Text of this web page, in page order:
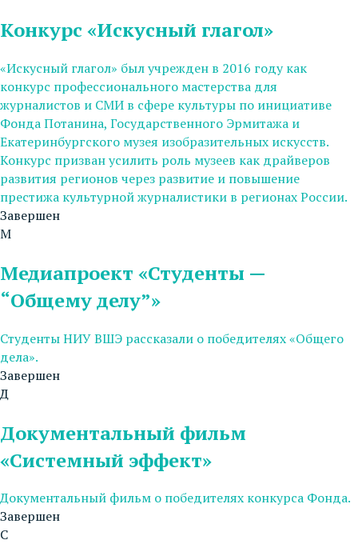
Конкурс «Искусный глагол»
«Искусный глагол» был учрежден в 2016 году как
конкурс профессионального мастерства для
журналистов и СМИ в сфере культуры по инициативе
Фонда Потанина, Государственного Эрмитажа и
Екатеринбургского музея изобразительных искусств.
Конкурс призван усилить роль музеев как драйверов
развития регионов через развитие и повышение
престижа культурной журналистики в регионах России.
Завершен
М
Медиапроект «Студенты —
“Общему делу”»
Студенты НИУ ВШЭ рассказали о победителях «Общего
дела».
Завершен
Д
Документальный фильм
«Системный эффект»
Документальный фильм о победителях конкурса Фонда.
Завершен
С